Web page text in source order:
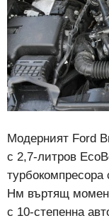
Модерният Ford
с 2,7-литров
Нм въртящ
с 10-степенна